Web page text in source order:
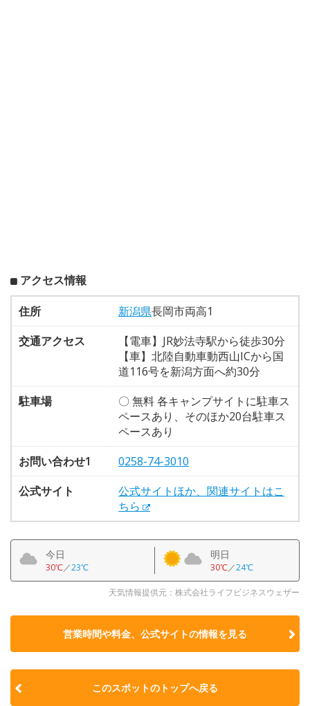
アクセス情報
住所 新潟県長岡市両高1
交通アクセス
【電車】JR妙法寺駅から徒歩30分
【車】北陸自動車動西山ICから国
道116号を新潟方面へ約30分
駐車場
〇 無料 各キャンプサイトに駐車ス
ペースあり、そのほか20台駐車ス
ペースあり
お問い合わせ1
0258-74-3010
公式サイト
公式サイトほか、関連サイトはこ
ちら
今日
30℃／23℃
明日
30℃／24℃
天気情報提供元：株式会社ライフビジネスウェザー
営業時間や料金、公式サイトの情報を見る
このスポットのトップへ戻る